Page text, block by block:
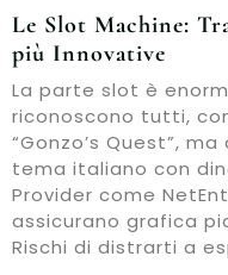
Le Slot Machine:
più Innovative
La parte slot è
riconoscono tutti,
“Gonzo’s Quest”,
tema italiano con
Provider come
assicurano grafica
Rischi di distrarti a